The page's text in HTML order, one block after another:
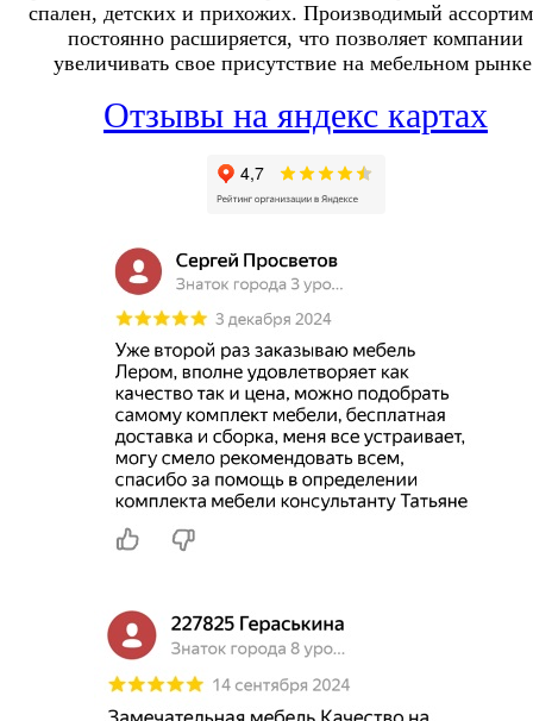
спален, детских и прихожих. Производимый
постоянно расширяется, что позволяет компании
увеличивать свое присутствие на мебельном
Отзывы на яндекс картах